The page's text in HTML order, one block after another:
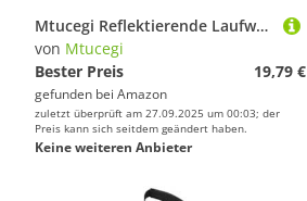
Mtucegi Reflektierende Laufweste Mit Telefonhalter Leichtes Gewicht Running Rucksacks Wasserblasenpack Für Männer Frauen Radfahren Wanderwanderung Zum Wandern Und Pendeln
von Mtucegi
Bester Preis
19,79 €
gefunden bei Amazon
zuletzt überprüft am 27.09.2025 um 00:03; der
Preis kann sich seitdem geändert haben.
Keine weiteren Anbieter